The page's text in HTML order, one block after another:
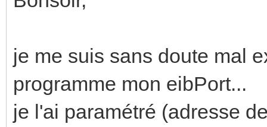
je me suis sans doute mal
programme mon eibPort...
je l'ai paramétré (adresse